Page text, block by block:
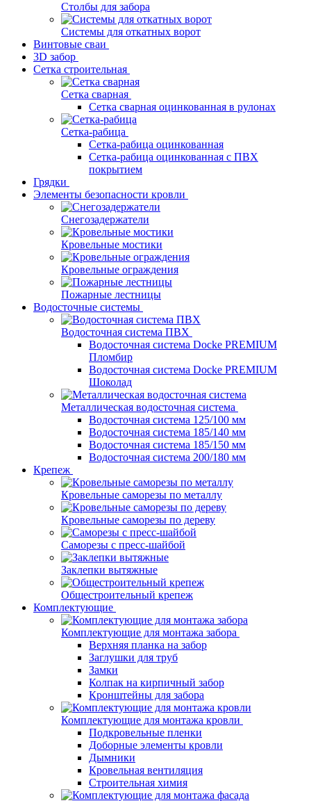
Столбы для забора
Системы для откатных ворот
Винтовые сваи
3D забор
Сетка строительная
Сетка сварная
Сетка сварная оцинкованная в рулонах
Сетка-рабица
Сетка-рабица оцинкованная
Сетка-рабица оцинкованная с ПВХ
покрытием
Грядки
Элементы безопасности кровли
Снегозадержатели
Кровельные мостики
Кровельные ограждения
Пожарные лестницы
Водосточные системы
Водосточная система ПВХ
Водосточная система Docke PREMIUM
Пломбир
Водосточная система Docke PREMIUM
Шоколад
Металлическая водосточная система
Водосточная система 125/100 мм
Водосточная система 185/140 мм
Водосточная система 185/150 мм
Водосточная система 200/180 мм
Крепеж
Кровельные саморезы по металлу
Кровельные саморезы по дереву
Саморезы с пресс-шайбой
Заклепки вытяжные
Общестроительный крепеж
Комплектующие
Комплектующие для монтажа забора
Верхняя планка на забор
Заглушки для труб
Замки
Колпак на кирпичный забор
Кронштейны для забора
Комплектующие для монтажа кровли
Подкровельные пленки
Доборные элементы кровли
Дымники
Кровельная вентиляция
Строительная химия